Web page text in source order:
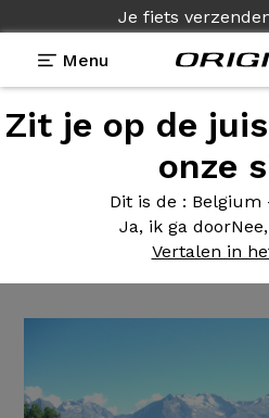
Je fiets
Menu
Zit je op de
onze
Dit is de : Belgium
Ja, ik ga door
Vertalen in
Getuigenissen>Tuxedo -
Ksyrium
Tuxedo -
Ksyrium